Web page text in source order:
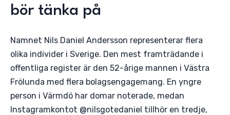
bör tänka på
Namnet Nils Daniel Andersson representerar flera
olika individer i Sverige. Den mest framträdande i
offentliga register är den 52-årige mannen i Västra
Frölunda med flera bolagsengagemang. En yngre
person i Värmdö har domar noterade, medan
Instagramkontot @nilsgotedaniel tillhör en tredje,